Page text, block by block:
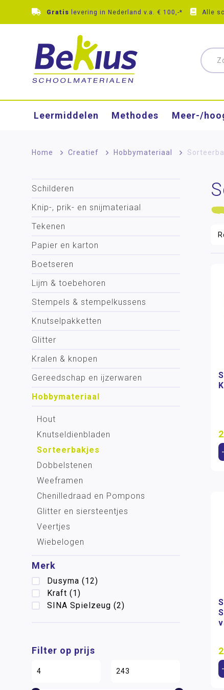
Gratis levering in Nederland v.a. € 100,-* Alle
Leermiddelen Methodes Meer-/
Home > Creatief > Hobbymateriaal >
Schilderen
Knip-, prik- en snijmateriaal
Tekenen
Papier en karton
Boetseren
Lijm & toebehoren
Stempels & stempelkussens
Knutselpakketten
Glitter
Kralen & knopen
Gereedschap en ijzerwaren
Hobbymateriaal
Hout
Knutseldienbladen
Sorteerbakjes
Dobbelstenen
Weeframen
Chenilledraad en Pompons
Glitter en siersteentjes
Veertjes
Wiebelogen
Merk
Dusyma (12)
Kraft (1)
SINA Spielzeug (2)
Filter op prijs
-
-